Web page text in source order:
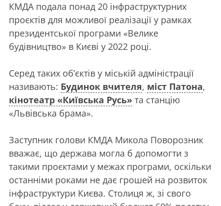
КМДА подала понад 20 інфраструктурних
проєктів для можливої реалізації у рамках
президентської програми «Велике
будівництво» в Києві у 2022 році.
Серед таких об’єктів у міській адміністрації
називають: Будинок вчителя, міст Патона,
кінотеатр «Київська Русь» та станцію
«Львівська брама».
Заступник голови КМДА Микола Поворозник
вважає, що держава могла б допомогти з
такими проєктами у межах програми, оскільки
останніми роками не дає грошей на розвиток
інфраструктури Києва. Столиця ж, зі свого